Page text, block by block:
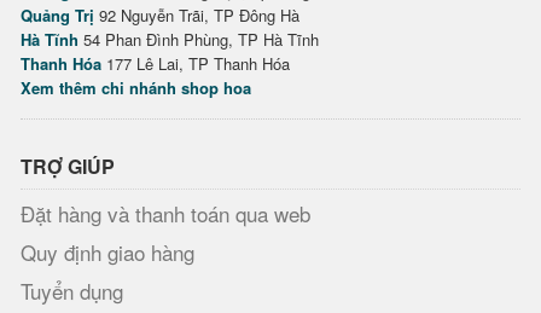
Quảng Trị 92 Nguyễn Trãi, TP Đông Hà
Hà Tĩnh 54 Phan Đình Phùng, TP Hà Tĩnh
Thanh Hóa 177 Lê Lai, TP Thanh Hóa
Xem thêm chi nhánh shop hoa
TRỢ GIÚP
Đặt hàng và thanh toán qua web
Quy định giao hàng
Tuyển dụng